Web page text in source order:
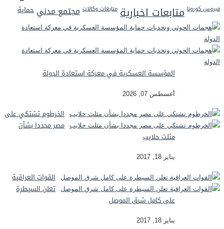
فيروس كورونا متابعات اخبارية متابعات وكالات مجتمع مدني حماية
المؤسسة العسكرية في معركة استعادة الدولة
أغسطس 07, 2026
الخرطوم تشتكي على
مصر مجددا بشأن
مثلث حلايب
يناير 18, 2017
القوات العراقية
تعلن السيطرة
على كامل شرق الموصل
يناير 18, 2017